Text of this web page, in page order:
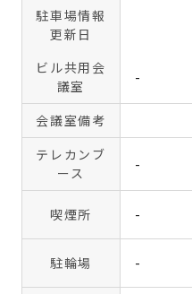
駐車場情報
更新日
ビル共用会
議室
-
会議室備考
テレカンブ
ース
-
喫煙所 -
駐輪場 -